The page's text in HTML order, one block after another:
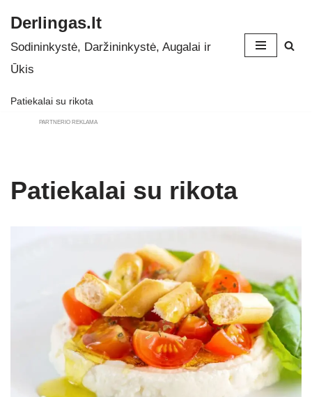
Skip
to
Derlingas.lt
Sodininkystė, Daržininkystė, Augalai ir
Ūkis
Patiekalai su rikota
PARTNERIO REKLAMA
Patiekalai su rikota